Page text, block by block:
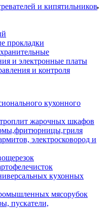
и кипятильников
прокладки
и электронные платы
и контроля
кухонного
жарочных шкафов
электросковород и
кухонных
мясорубок
пускатели,